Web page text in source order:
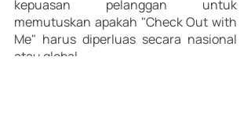
kepuasan pelanggan untuk
memutuskan apakah "Check Out with
Me" harus diperluas secara nasional
atau global.